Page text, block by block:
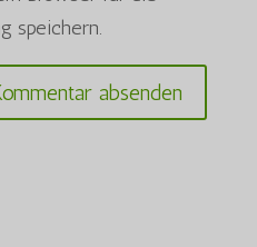
speichern.